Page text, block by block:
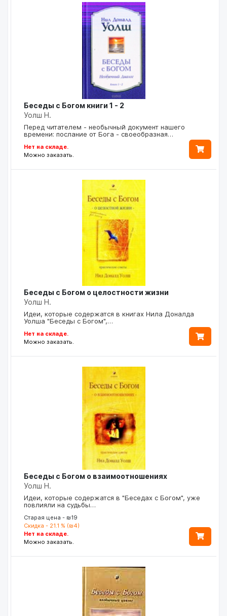
Беседы с Богом книги 1 - 2
Уолш Н.
Перед читателем - необычный документ нашего
времени: послание от Бога - своеобразная…
Нет на складе.
Можно заказать.
Беседы с Богом о целостности жизни
Уолш Н.
Идеи, которые содержатся в книгах Нила Доналда
Уолша "Беседы с Богом",…
Нет на складе.
Можно заказать.
Беседы с Богом о взаимоотношениях
Уолш Н.
Идеи, которые содержатся в "Беседах с Богом", уже
повлияли на судьбы…
Старая цена - ₪19
Скидка - 21.1 % (₪4)
Нет на складе.
Можно заказать.